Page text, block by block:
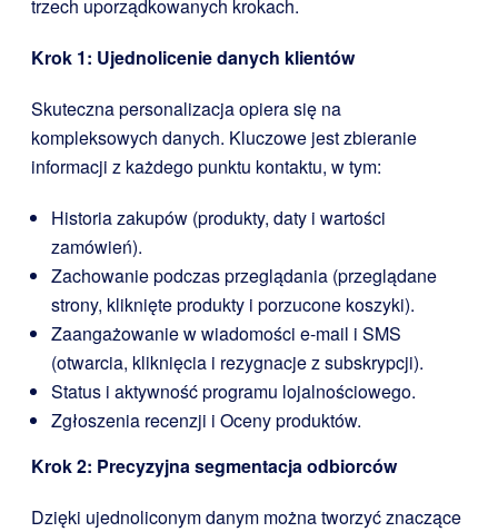
trzech uporządkowanych krokach.
Krok 1: Ujednolicenie danych klientów
Skuteczna personalizacja opiera się na
kompleksowych danych. Kluczowe jest zbieranie
informacji z każdego punktu kontaktu, w tym:
Historia zakupów (produkty, daty i wartości
zamówień).
Zachowanie podczas przeglądania (przeglądane
strony, kliknięte produkty i porzucone koszyki).
Zaangażowanie w wiadomości e-mail i SMS
(otwarcia, kliknięcia i rezygnacje z subskrypcji).
Status i aktywność programu lojalnościowego.
Zgłoszenia recenzji i Oceny produktów.
Krok 2: Precyzyjna segmentacja odbiorców
Dzięki ujednoliconym danym można tworzyć znaczące